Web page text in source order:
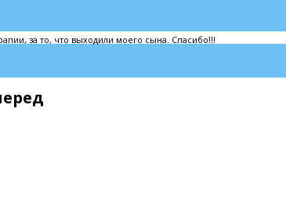
за то, что выходили моего сына. Спасибо!!!